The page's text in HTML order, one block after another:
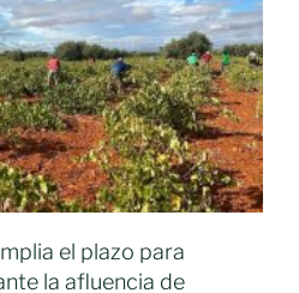
el plazo para
la afluencia de